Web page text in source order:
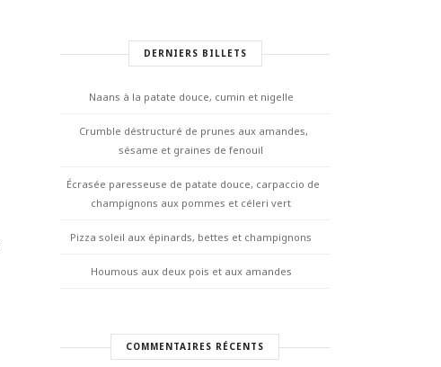
DERNIERS BILLETS
Naans à la patate douce, cumin et nigelle
Crumble déstructuré de prunes aux amandes,
sésame et graines de fenouil
Écrasée paresseuse de patate douce, carpaccio de
champignons aux pommes et céleri vert
Pizza soleil aux épinards, bettes et champignons
Houmous aux deux pois et aux amandes
COMMENTAIRES RÉCENTS